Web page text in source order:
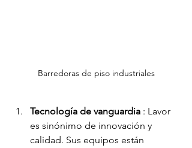
Barredoras de piso industriales
Tecnología de vanguardia : Lavor
es sinónimo de innovación y
calidad. Sus equipos están